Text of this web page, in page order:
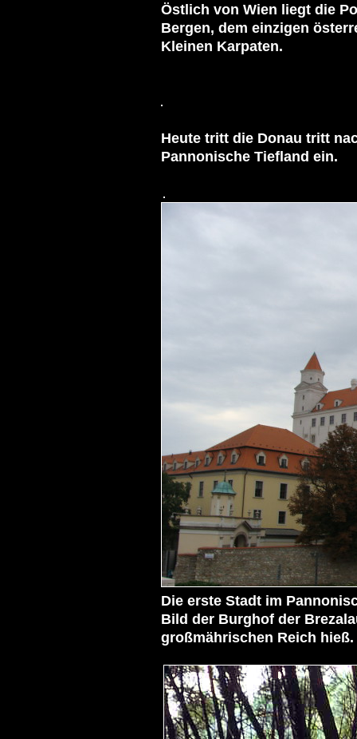
Östlich von Wien liegt die
Bergen, dem einzigen
Kleinen Karpaten.
Heute tritt die Donau tritt
Pannonische Tiefland ein.
Die erste Stadt im
Bild der Burghof der
großmährischen Reich hieß.